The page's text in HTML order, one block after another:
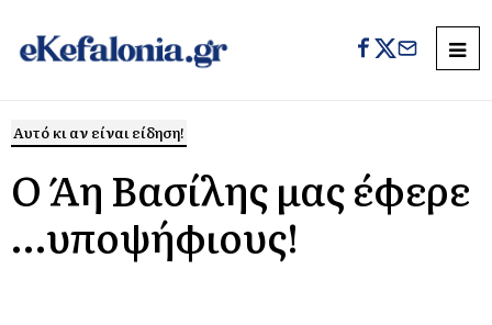
Αυτό κι αν είναι είδηση!
Ο Άη Βασίλης μας έφερε
…υποψήφιους!